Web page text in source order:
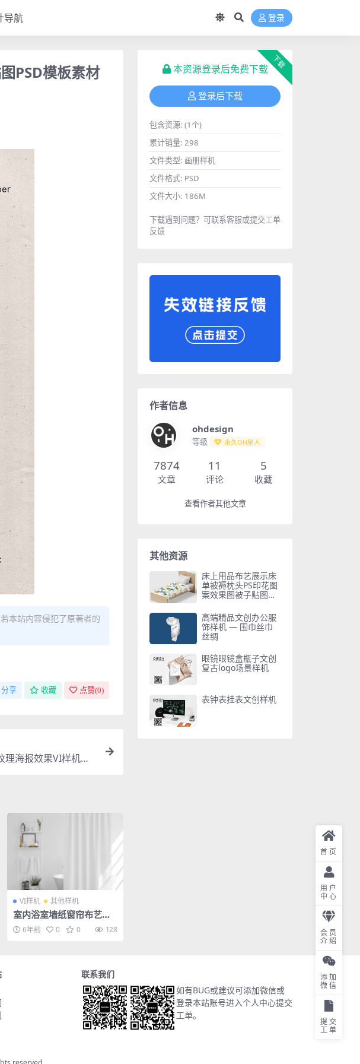
导航 登录
PSD模板素材
本站内容侵犯了原著者的
分享 收藏 点赞(0)
理海报效果VI样机海
VI样机 其他样机
室内浴室墙纸窗帘布艺印
花贴图样机
6年前 0 0 128
下载
本资源登录后免费下载
登录后下载
包含资源: (1个)
累计销量: 298
文件类型: 画册样机
文件格式: PSD
文件大小: 186M
下载遇到问题？可联系客服或提交工单
反馈
作者信息
ohdesign
等级 永久OH星人
7874
文章
11
评论
5
收藏
查看作者其他文章
其他资源
床上用品布艺展示床
单被褥枕头PS印花图
案效果图被子贴图样
高端精品文创办公服
饰样机 — 围巾丝巾
丝绸
眼镜眼镜盒瓶子文创
复古logo场景样机
表钟表挂表文创样机
联系我们
如有BUG或建议可添加微信或
登录本站账号进入个人中心提交
工单。
首页
用户
中心
会员
介绍
添加
微信
提交
工单